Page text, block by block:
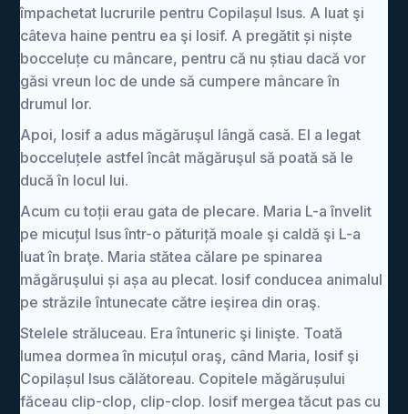
împachetat lucrurile pentru Copilașul Isus. A luat şi
câteva haine pentru ea şi Iosif. A pregătit și niște
bocceluțe cu mâncare, pentru că nu știau dacă vor
găsi vreun loc de unde să cumpere mâncare în
drumul lor.
Apoi, Iosif a adus măgăruşul lângă casă. El a legat
bocceluțele astfel încât măgăruşul să poată să le
ducă în locul lui.
Acum cu toții erau gata de plecare. Maria L-a învelit
pe micuțul Isus într-o păturiță moale şi caldă şi L-a
luat în braţe. Maria stătea călare pe spinarea
măgăruşului și așa au plecat. Iosif conducea animalul
pe străzile întunecate către ieşirea din oraş.
Stelele străluceau. Era întuneric şi linişte. Toată
lumea dormea în micuțul oraş, când Maria, Iosif şi
Copilașul Isus călătoreau. Copitele măgărușului
făceau clip-clop, clip-clop. Iosif mergea tăcut pas cu